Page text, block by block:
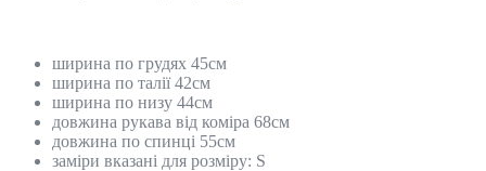
ширина по грудях 45см
ширина по талії 42см
ширина по низу 44см
довжина рукава від коміра 68см
довжина по спинці 55см
заміри вказані для розміру: S